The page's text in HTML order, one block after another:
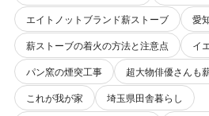
エイトノットブランド薪ストーブ
愛
薪ストーブの着火の方法と注意点
イ
パン窯の煙突工事
超大物俳優さんも
これが我が家
埼玉県田舎暮らし